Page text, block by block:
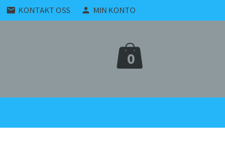
KONTAKT OSS MIN KONTO
0